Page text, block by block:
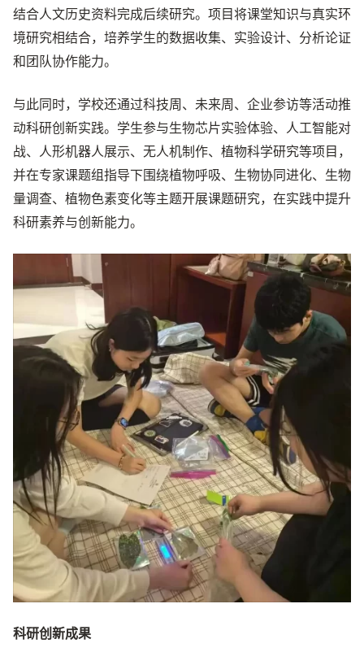
结合人文历史资料完成后续研究。项目将课堂知识与真实环
境研究相结合，培养学生的数据收集、实验设计、分析论证
和团队协作能力。
与此同时，学校还通过科技周、未来周、企业参访等活动推
动科研创新实践。学生参与生物芯片实验体验、人工智能对
战、人形机器人展示、无人机制作、植物科学研究等项目，
并在专家课题组指导下围绕植物呼吸、生物协同进化、生物
量调查、植物色素变化等主题开展课题研究，在实践中提升
科研素养与创新能力。
科研创新成果